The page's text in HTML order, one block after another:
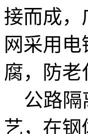
接而成，
网采用
腐，防老
公路隔
艺，在